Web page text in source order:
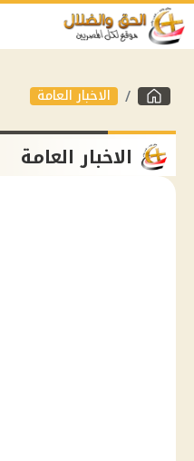
الاخبار العامة
الاخبار العامة